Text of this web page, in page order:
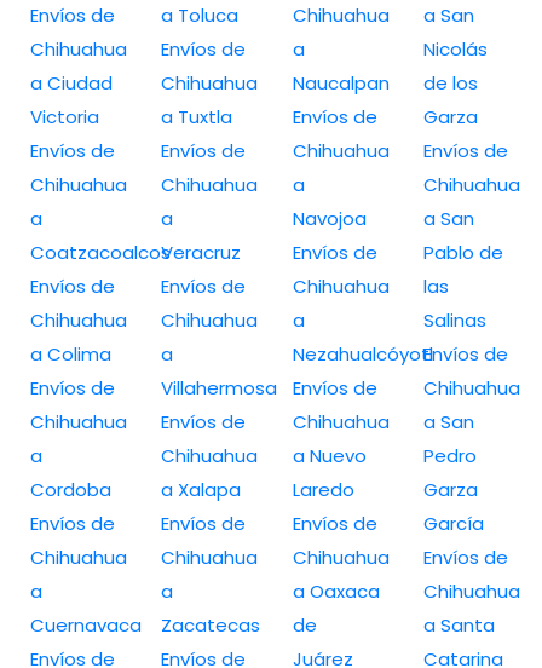
Envíos de
Chihuahua
a Ciudad
Victoria
Envíos de
Chihuahua
a
Coatzacoalcos
Envíos de
Chihuahua
a Colima
Envíos de
Chihuahua
a
Cordoba
Envíos de
Chihuahua
a
Cuernavaca
Envíos de
a Toluca
Envíos de
Chihuahua
a Tuxtla
Envíos de
Chihuahua
a
Veracruz
Envíos de
Chihuahua
a
Villahermosa
Envíos de
Chihuahua
a Xalapa
Envíos de
Chihuahua
a
Zacatecas
Envíos de
Chihuahua
a
Naucalpan
Envíos de
Chihuahua
a
Navojoa
Envíos de
Chihuahua
a
Nezahualcóyotl
Envíos de
Chihuahua
a Nuevo
Laredo
Envíos de
Chihuahua
a Oaxaca
de
Juárez
a San
Nicolás
de los
Garza
Envíos de
Chihuahua
a San
Pablo de
las
Salinas
Envíos de
Chihuahua
a San
Pedro
Garza
García
Envíos de
Chihuahua
a Santa
Catarina